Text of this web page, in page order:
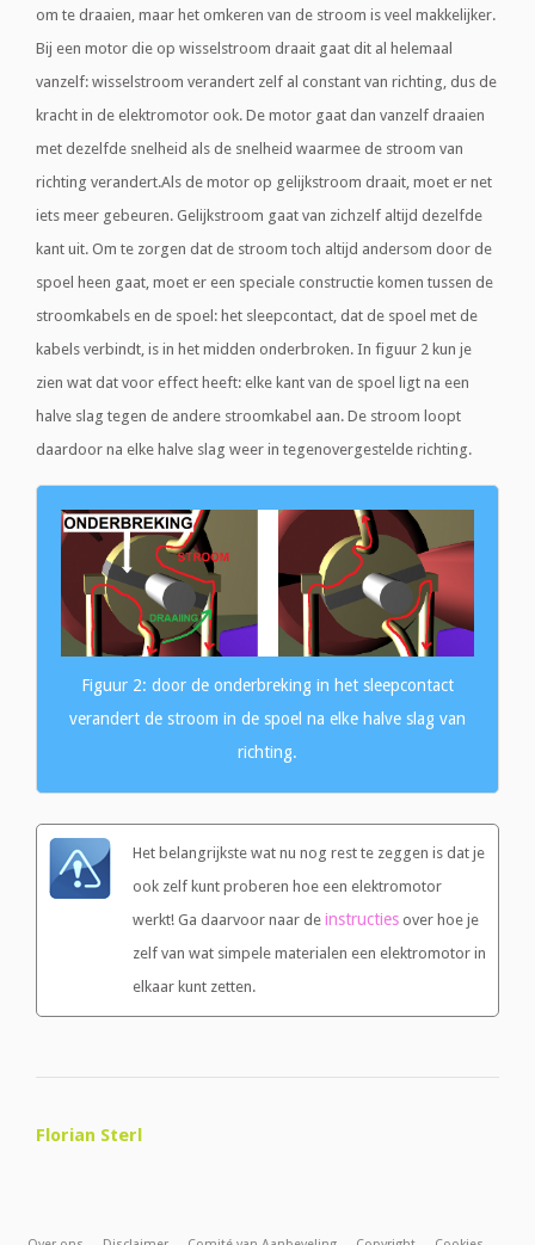
om te draaien, maar het omkeren van de stroom is veel makkelijker.
Bij een motor die op wisselstroom draait gaat dit al helemaal
vanzelf: wisselstroom verandert zelf al constant van richting, dus de
kracht in de elektromotor ook. De motor gaat dan vanzelf draaien
met dezelfde snelheid als de snelheid waarmee de stroom van
richting verandert.Als de motor op gelijkstroom draait, moet er net
iets meer gebeuren. Gelijkstroom gaat van zichzelf altijd dezelfde
kant uit. Om te zorgen dat de stroom toch altijd andersom door de
spoel heen gaat, moet er een speciale constructie komen tussen de
stroomkabels en de spoel: het sleepcontact, dat de spoel met de
kabels verbindt, is in het midden onderbroken. In figuur 2 kun je
zien wat dat voor effect heeft: elke kant van de spoel ligt na een
halve slag tegen de andere stroomkabel aan. De stroom loopt
daardoor na elke halve slag weer in tegenovergestelde richting.
Figuur 2: door de onderbreking in het sleepcontact
verandert de stroom in de spoel na elke halve slag van
richting.
Het belangrijkste wat nu nog rest te zeggen is dat je
ook zelf kunt proberen hoe een elektromotor
werkt! Ga daarvoor naar de instructies over hoe je
zelf van wat simpele materialen een elektromotor in
elkaar kunt zetten.
Florian Sterl